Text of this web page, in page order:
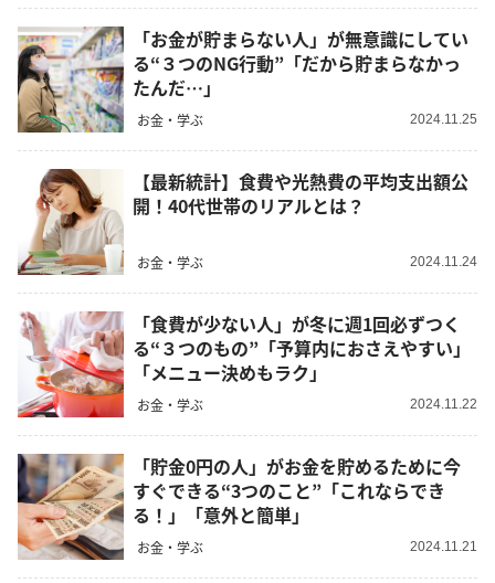
「お金が貯まらない人」が無意識にしてい
る“３つのNG行動”「だから貯まらなかっ
たんだ…」
お金・学ぶ 2024.11.25
【最新統計】食費や光熱費の平均支出額公
開！40代世帯のリアルとは？
お金・学ぶ 2024.11.24
「食費が少ない人」が冬に週1回必ずつく
る“３つのもの”「予算内におさえやすい」
「メニュー決めもラク」
お金・学ぶ 2024.11.22
「貯金0円の人」がお金を貯めるために今
すぐできる“3つのこと”「これならでき
る！」「意外と簡単」
お金・学ぶ 2024.11.21